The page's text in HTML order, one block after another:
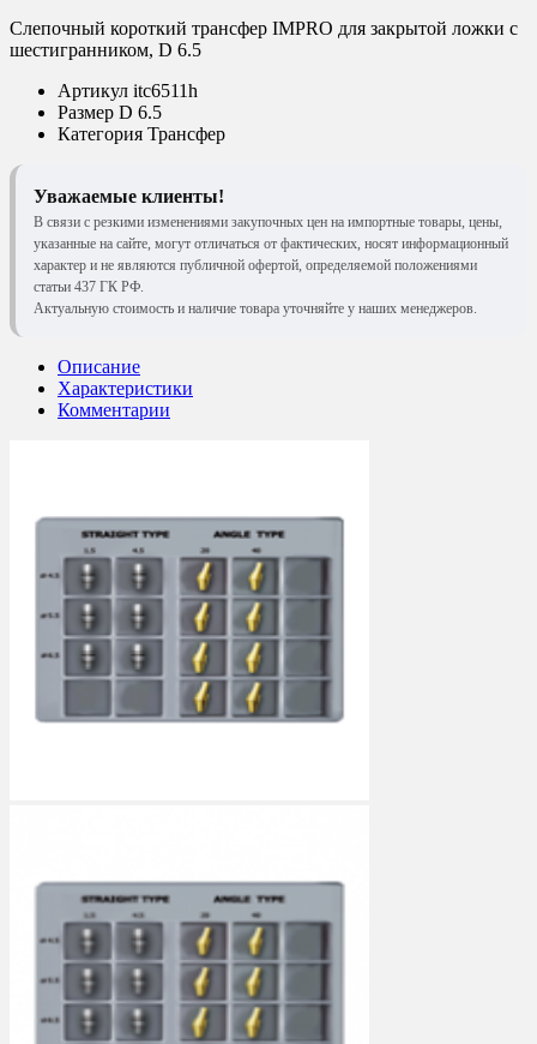
Слепочный короткий трансфер IMPRO для закрытой ложки с
шестигранником, D 6.5
Артикул itc6511h
Размер D 6.5
Категория Трансфер
Уважаемые клиенты!
В связи с резкими изменениями закупочных цен на импортные товары, цены,
указанные на сайте, могут отличаться от фактических, носят информационный
характер и не являются публичной офертой, определяемой положениями
статьи 437 ГК РФ.
Актуальную стоимость и наличие товара уточняйте у наших менеджеров.
Описание
Характеристики
Комментарии